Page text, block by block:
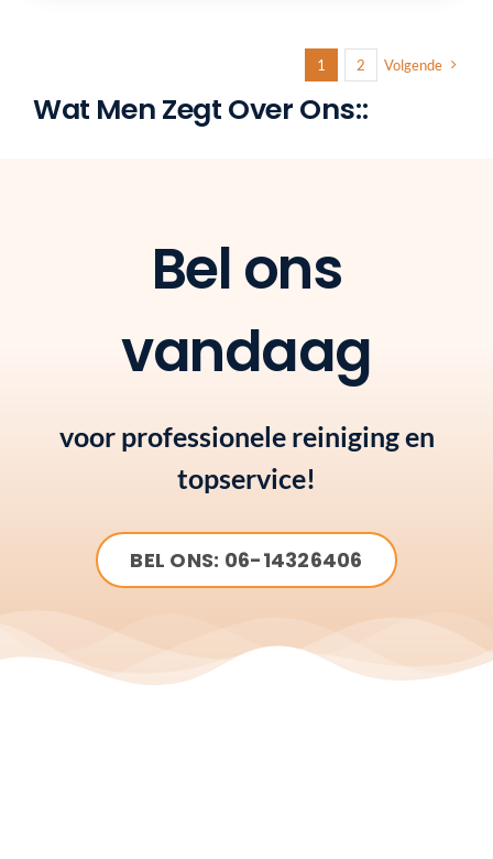
1 2 Volgende
Wat Men Zegt Over Ons::
Bel ons
vandaag
voor professionele reiniging en
topservice!
BEL ONS: 06-14326406